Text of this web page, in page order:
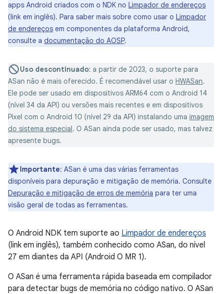
apps Android criados com o NDK no Limpador de endereços
(link em inglês). Para saber mais sobre como usar o Limpador
de endereços em componentes da plataforma Android,
consulte a documentação do AOSP.
Uso descontinuado: a partir de 2023, o suporte para
ASan não é mais oferecido. É recomendável usar o HWASan.
Ele pode ser usado em dispositivos ARM64 com o Android 14
(nível 34 da API) ou versões mais recentes e em dispositivos
Pixel com o Android 10 (nível 29 da API) instalando uma imagem
do sistema especial. O ASan ainda pode ser usado, mas talvez
apresente bugs.
Importante: ASan é uma das várias ferramentas
disponíveis para depuração e mitigação de memória. Consulte
Depuração e mitigação de erros de memória para ter uma
visão geral de todas as ferramentas.
O Android NDK tem suporte ao Limpador de endereços
(link em inglês), também conhecido como ASan, do nível
27 em diantes da API (Android O MR 1).
O ASan é uma ferramenta rápida baseada em compilador
para detectar bugs de memória no código nativo. O ASan